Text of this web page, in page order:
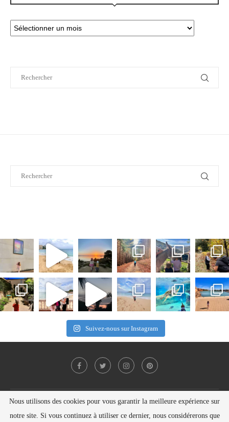
Suivez-nous sur Instagram
Politique de confidentialité Contact
Copyright © Nelly SEILER 2021
Nous utilisons des cookies pour vous garantir la meilleure expérience sur
notre site. Si vous continuez à utiliser ce dernier, nous considérerons que